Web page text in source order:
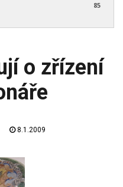
85
o zřízení
8.1.2009